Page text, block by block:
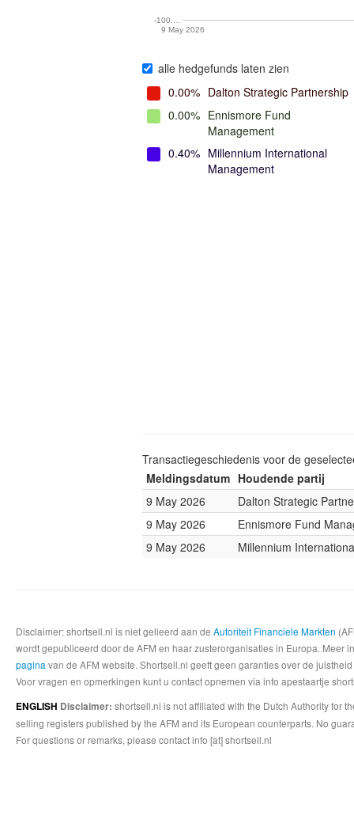
9 May 2026
-100.…
alle hedgefunds laten zien
0.00% Dalton Strategic Partnership
0.00% Ennismore Fund
Management
0.40% Millennium International
Management
Transactiegeschiedenis voor de
Meldingsdatum Houdende partij
9 May 2026
Dalton Strategic
9 May 2026
Ennismore Fund
9 May 2026
Millennium
Disclaimer: shortsell.nl is niet gelieerd aan de Autoriteit Financiele Markten
wordt gepubliceerd door de AFM en haar zusterorganisaties in Europa.
pagina van de AFM website. Shortsell.nl geeft geen garanties over de
Voor vragen en opmerkingen kunt u contact opnemen via info apestaartje
ENGLISH Disclaimer: shortsell.nl is not affiliated with the Dutch Authority for
selling registers published by the AFM and its European counterparts. No
For questions or remarks, please contact info [at] shortsell.nl